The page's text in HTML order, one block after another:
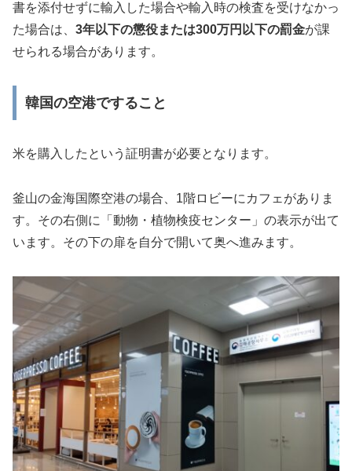
書を添付せずに輸入した場合や輸入時の検査を受けなかっ
た場合は、 3年以下の懲役または300万円以下の罰金が課
せられる場合があります。
韓国の空港ですること
米を購入したという証明書が必要となります。
釜山の金海国際空港の場合、1階ロビーにカフェがありま
す。その右側に「動物・植物検疫センター」の表示が出て
います。その下の扉を自分で開いて奥へ進みます。